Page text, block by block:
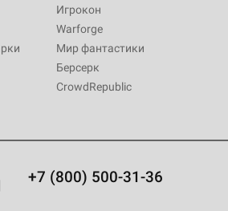
Игрокон
Warforge
Мир фантастики
Берсерк
CrowdRepublic
+7 (800) 500-31-36